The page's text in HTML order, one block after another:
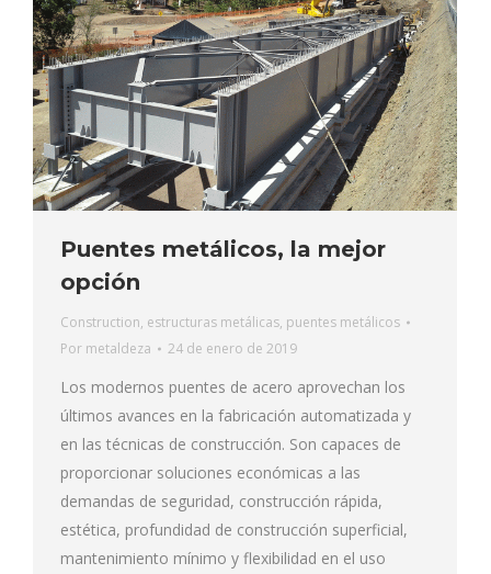
Puentes metálicos, la mejor
opción
Construction, estructuras metálicas, puentes metálicos
Por metaldeza 24 de enero de 2019
Los modernos puentes de acero aprovechan los
últimos avances en la fabricación automatizada y
en las técnicas de construcción. Son capaces de
proporcionar soluciones económicas a las
demandas de seguridad, construcción rápida,
estética, profundidad de construcción superficial,
mantenimiento mínimo y flexibilidad en el uso